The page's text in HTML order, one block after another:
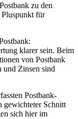
zu den
Pluspunkt für
klarer sein. Beim
von Postbank
und Zinsen sind
Postbank-
gewichteter Schnitt
sich hier im